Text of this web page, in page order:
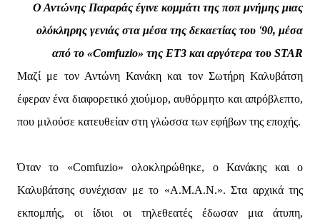
Ο Αντώνης Παραράς έγινε κομμάτι της ποπ μνήμης μιας
ολόκληρης γενιάς στα μέσα της δεκαετίας του '90, μέσα
από το «Comfuzio» της ΕΤ3 και αργότερα του STAR
Μαζί με τον Αντώνη Κανάκη και τον Σωτήρη Καλυβάτση
έφεραν ένα διαφορετικό χιούμορ, αυθόρμητο και απρόβλεπτο,
που μιλούσε κατευθείαν στη γλώσσα των εφήβων της εποχής.
Όταν το «Comfuzio» ολοκληρώθηκε, ο Κανάκης και ο
Καλυβάτσης συνέχισαν με το «Α.Μ.Α.Ν.». Στα αρχικά της
εκπομπής, οι ίδιοι οι τηλεθεατές έδωσαν μια άτυπη,